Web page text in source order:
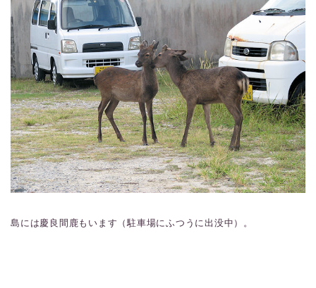
島には慶良間鹿もいます（駐車場にふつうに出没中）。